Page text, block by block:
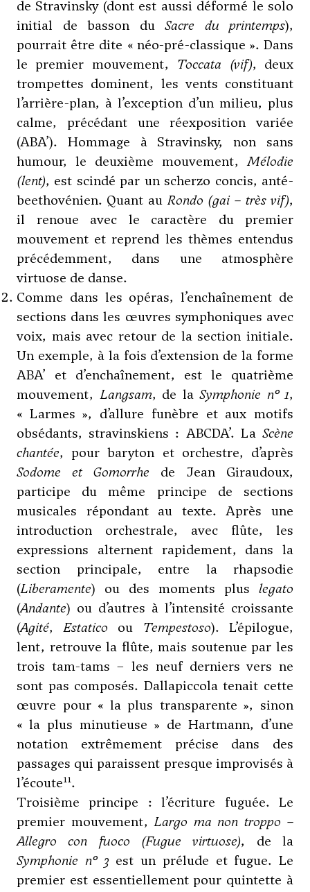
deStravinsky(dont est aussi déformé le solo
initial de basson du Sacre du printemps),
pourrait être dite « néo-pré-classique ». Dans
le premier mouvement, Toccata (vif), deux
trompettes dominent, les vents constituant
l’arrière-plan, à l’exception d’un milieu, plus
calme, précédant une réexposition variée
(ABA’). Hommage àStravinsky, non sans
humour, le deuxième mouvement,Mélodie
(lent), est scindé par un scherzo concis, anté-
beethovénien. Quant au Rondo (gai – très vif),
il renoue avec le caractère du premier
mouvement et reprend les thèmes entendus
précédemment, dans une atmosphère
virtuose de danse.
Comme dans les opéras, l’enchaînement de
sections dans les œuvres symphoniques avec
voix, mais avec retour de la section initiale.
Un exemple, à la fois d’extension de la forme
ABA’ et d’enchaînement, est le quatrième
mouvement, Langsam, de la Symphonie n° 1,
« Larmes », d’allure funèbre et aux motifs
obsédants, stravinskiens : ABCDA’. La Scène
chantée, pour baryton et orchestre, d’après
Sodome et Gomorrhe de Jean Giraudoux,
participe du même principe de sections
musicales répondant au texte. Après une
introduction orchestrale, avec flûte, les
expressions alternent rapidement, dans la
section principale, entre la rhapsodie
(Liberamente) ou des moments plus legato
(Andante) ou d’autres à l’intensité croissante
(Agité, Estatico ou Tempestoso). L’épilogue,
lent, retrouve la flûte, mais soutenue par les
trois tam-tams – les neuf derniers vers ne
sont pas composés. Dallapiccolatenait cette
œuvre pour « la plus transparente », sinon
« la plus minutieuse » de Hartmann, d’une
notation extrêmement précise dans des
passages qui paraissent presque improvisés à
l’écoute11.
Troisième principe : l’écriture fuguée. Le
premier mouvement, Largo ma non troppo –
Allegro con fuoco (Fugue virtuose), de la
Symphonie n° 3 est un prélude et fugue. Le
premier est essentiellement pour quintette à